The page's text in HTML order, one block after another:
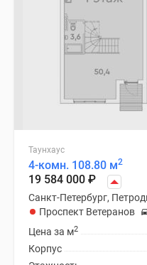
Таунхаус
4-комн. 108.80 м2
19 584 000 ₽
Санкт-Петербург,
Проспект Ветеранов
Цена за м2
Корпус